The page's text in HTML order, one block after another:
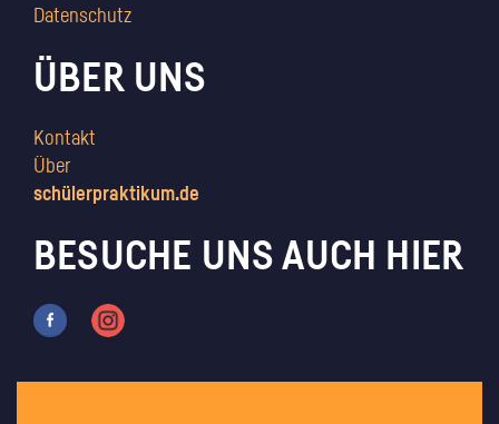
Datenschutz
ÜBER UNS
Kontakt
Über
schülerpraktikum.de
BESUCHE UNS AUCH HIER